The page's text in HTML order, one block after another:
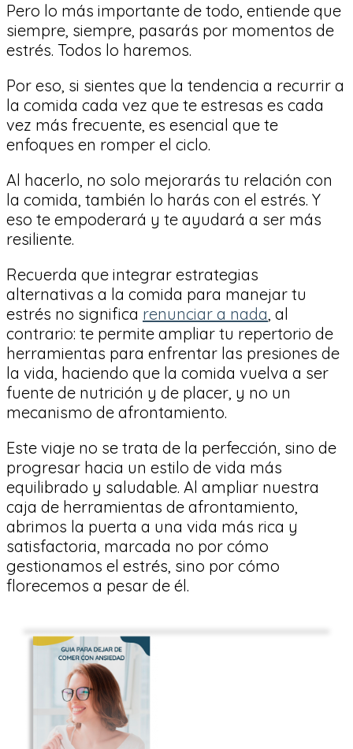
Pero lo más importante de todo, entiende que
siempre, siempre, pasarás por momentos de
estrés. Todos lo haremos.
Por eso, si sientes que la tendencia a recurrir a
la comida cada vez que te estresas es cada
vez más frecuente, es esencial que te
enfoques en romper el ciclo.
Al hacerlo, no solo mejorarás tu relación con
la comida, también lo harás con el estrés. Y
eso te empoderará y te ayudará a ser más
resiliente.
Recuerda que integrar estrategias
alternativas a la comida para manejar tu
estrés no significa renunciar a nada, al
contrario: te permite ampliar tu repertorio de
herramientas para enfrentar las presiones de
la vida, haciendo que la comida vuelva a ser
fuente de nutrición y de placer, y no un
mecanismo de afrontamiento.
Este viaje no se trata de la perfección, sino de
progresar hacia un estilo de vida más
equilibrado y saludable. Al ampliar nuestra
caja de herramientas de afrontamiento,
abrimos la puerta a una vida más rica y
satisfactoria, marcada no por cómo
gestionamos el estrés, sino por cómo
florecemos a pesar de él.